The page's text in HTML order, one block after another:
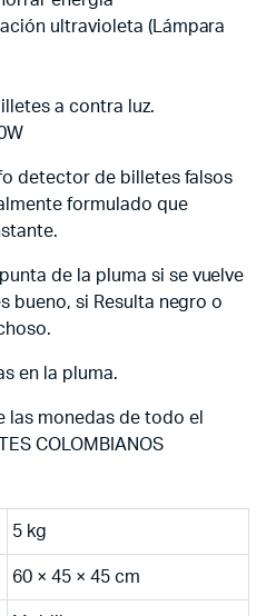
ultravioleta (Lámpara
a contra luz.
detector de billetes falsos
formulado que
de la pluma si se vuelve
bueno, si Resulta negro o
en la pluma.
las monedas de todo el
COLOMBIANOS
5 kg
60 × 45 × 45 cm